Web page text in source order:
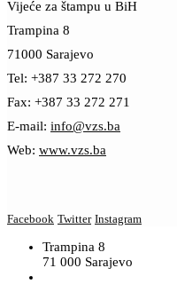
Vijeće za štampu u BiH
Trampina 8
71000 Sarajevo
Tel: +387 33 272 270
Fax: +387 33 272 271
E-mail: info@vzs.ba
Web: www.vzs.ba
Facebook Twitter Instagram
Trampina 8
71 000 Sarajevo